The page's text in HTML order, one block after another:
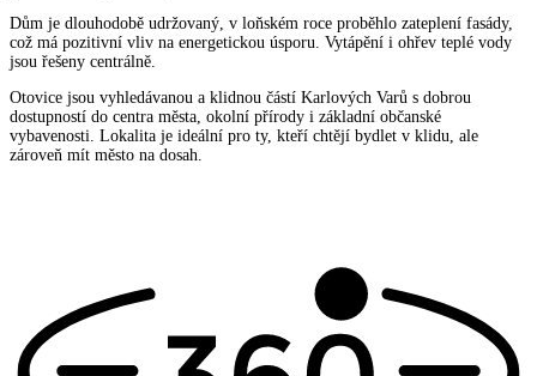
Dům je dlouhodobě udržovaný, v loňském roce proběhlo zateplení fasády,
což má pozitivní vliv na energetickou úsporu. Vytápění i ohřev teplé vody
jsou řešeny centrálně.
Otovice jsou vyhledávanou a klidnou částí Karlových Varů s dobrou
dostupností do centra města, okolní přírody i základní občanské
vybavenosti. Lokalita je ideální pro ty, kteří chtějí bydlet v klidu, ale
zároveň mít město na dosah.